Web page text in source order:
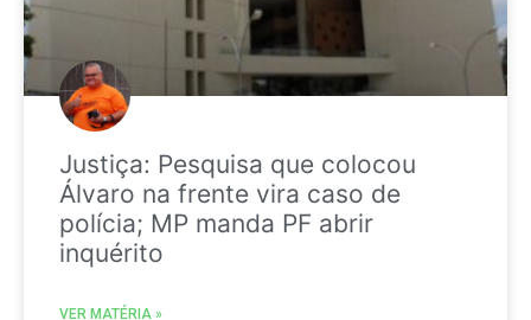
Justiça: Pesquisa que colocou
Álvaro na frente vira caso de
polícia; MP manda PF abrir
inquérito
VER MATÉRIA »